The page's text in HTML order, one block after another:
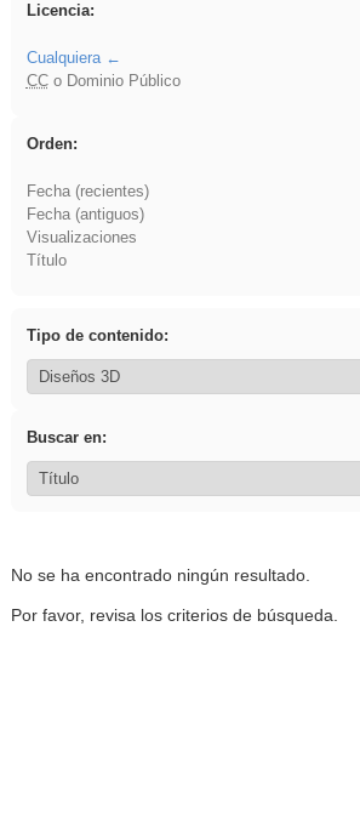
Licencia:
Cualquiera
CCo Dominio Público
Orden:
Fecha (recientes)
Fecha (antiguos)
Visualizaciones
Título
Tipo de contenido:
Buscar en:
No se ha encontrado ningún resultado.
Por favor, revisa los criterios de búsqueda.